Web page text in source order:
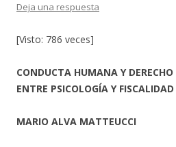
Deja una respuesta
[Visto: 786 veces]
CONDUCTA HUMANA Y
ENTRE PSICOLOGÍA Y
MARIO ALVA MATTEUCCI